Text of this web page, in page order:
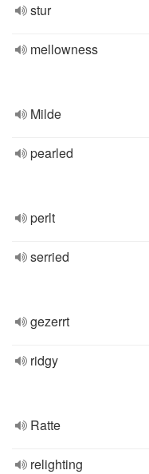
stur
mellowness
Milde
pearled
perlt
serried
gezerrt
ridgy
Ratte
relighting